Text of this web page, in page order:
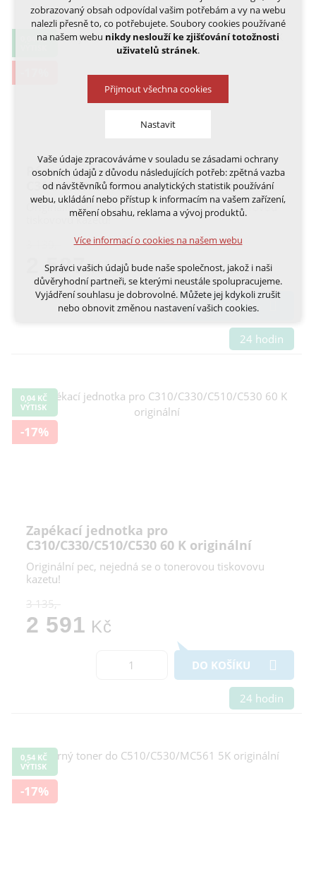
0,04 KČ
Pásová jednotka pro
C310/C330/C510/C530 60 K originální
Originální pásová jednotka, nejedná se o tonerovou
tiskovovu kazetu!
2 587Kč
DO KOŠÍKU
24 hodin
0,04 KČ
VÝTISK
-17%
Zapékací jednotka pro
C310/C330/C510/C530 60 K originální
Originální pec, nejedná se o tonerovou tiskovovu
kazetu!
3 135,-
2 591 Kč
DO KOŠÍKU
24 hodin
0,54 KČ
VÝTISK
-17%
zobrazovaný obsah odpovídal vašim potřebám a vy na webu
nalezli přesně to, co potřebujete. Soubory cookies používané
na našem webu nikdy neslouží ke zjišťování totožnosti
uživatelů stránek.
Přijmout všechna cookies
Nastavit
Technická cookies
nutná pro provozování webu
udržení kontextu stránek (session): případná
přihlášení, volby jazyka, apod.
Volitelná cookies
analytická pro anonymizované vyhodnocení
marketingová cookies (Google, Ecomail, Sklik,
Smartsupp, Heureka)
Více informací o cookies na našem webu
Odmítnout vše
Vaše údaje zpracováváme v souladu se zásadami ochrany
osobních údajů z důvodu následujících potřeb: zpětná vazba
od návštěvníků formou analytických statistik používání
webu, ukládání nebo přístup k informacím na vašem zařízení,
měření obsahu, reklama a vývoj produktů.
Více informací o cookies na našem webu
Správci vašich údajů bude naše společnost, jakož i naši
důvěryhodní partneři, se kterými neustále spolupracujeme.
Vyjádření souhlasu je dobrovolné. Můžete jej kdykoli zrušit
nebo obnovit změnou nastavení vašich cookies.
Cookies a podobné technologie dělíme na technická: nutná
pro běh webu, bez nichž nelze web používat a volitelná. Do